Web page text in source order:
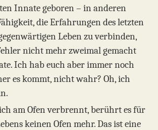
Innate geboren – in anderen
die Erfahrungen des letzten
Leben zu verbinden,
nicht mehr zweimal gemacht
Ich hab euch aber immer noch
es kommt, nicht wahr? Oh, ich
am Ofen verbrennt, berührt es für
keinen Ofen mehr. Das ist eine